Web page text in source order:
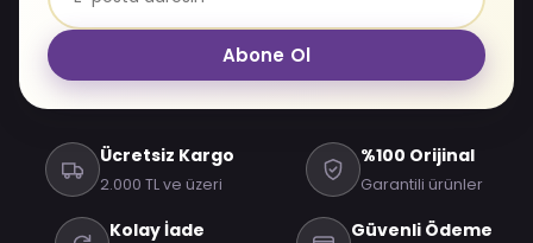
Abone Ol
Ücretsiz Kargo
2.000 TL ve üzeri
%100 Orijinal
Garantili ürünler
Kolay İade Güvenli Ödeme